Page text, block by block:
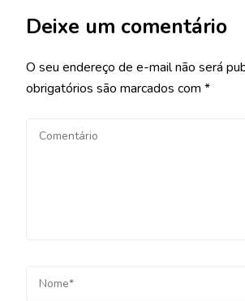
Deixe um comentário
O seu endereço de e-mail não será
obrigatórios são marcados com *